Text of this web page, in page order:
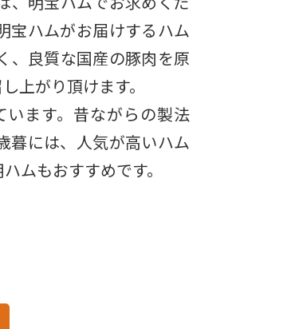
宝ハムがお届けするハム
、良質な国産の豚肉を原
上がり頂けます。
ます。昔ながらの製法
暮には、人気が高いハム
ムもおすすめです。